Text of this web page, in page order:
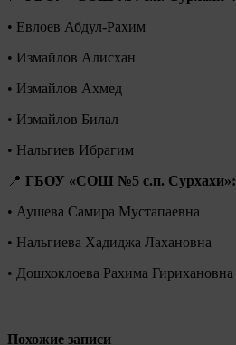
• Евлоев Абдул-Рахим
• Измайлов Алисхан
• Измайлов Ахмед
• Измайлов Билал
• Нальгиев Ибрагим
📍 ГБОУ «СОШ №5 с.п. Сурхахи»:
• Аушева Самира Мустапаевна
• Нальгиева Хадиджа Лахановна
• Дошхоклоева Рахима Гирихановна
Похожие записи